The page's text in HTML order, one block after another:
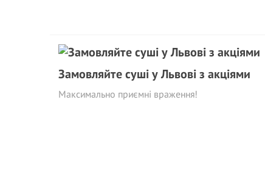
Замовляйте суші у Львові з акціями
Максимально приємні враження!